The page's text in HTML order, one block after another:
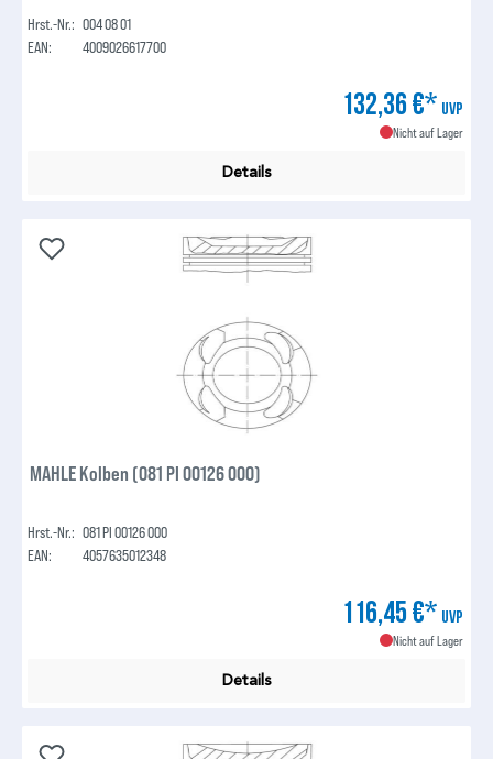
Hrst.-Nr.: 004 08 01
EAN:
4009026617700
132,36 €* UVP
Nicht auf Lager
Details
MAHLE Kolben (081 PI 00126 000)
Hrst.-Nr.: 081 PI 00126 000
EAN:
4057635012348
116,45 €* UVP
Nicht auf Lager
Details